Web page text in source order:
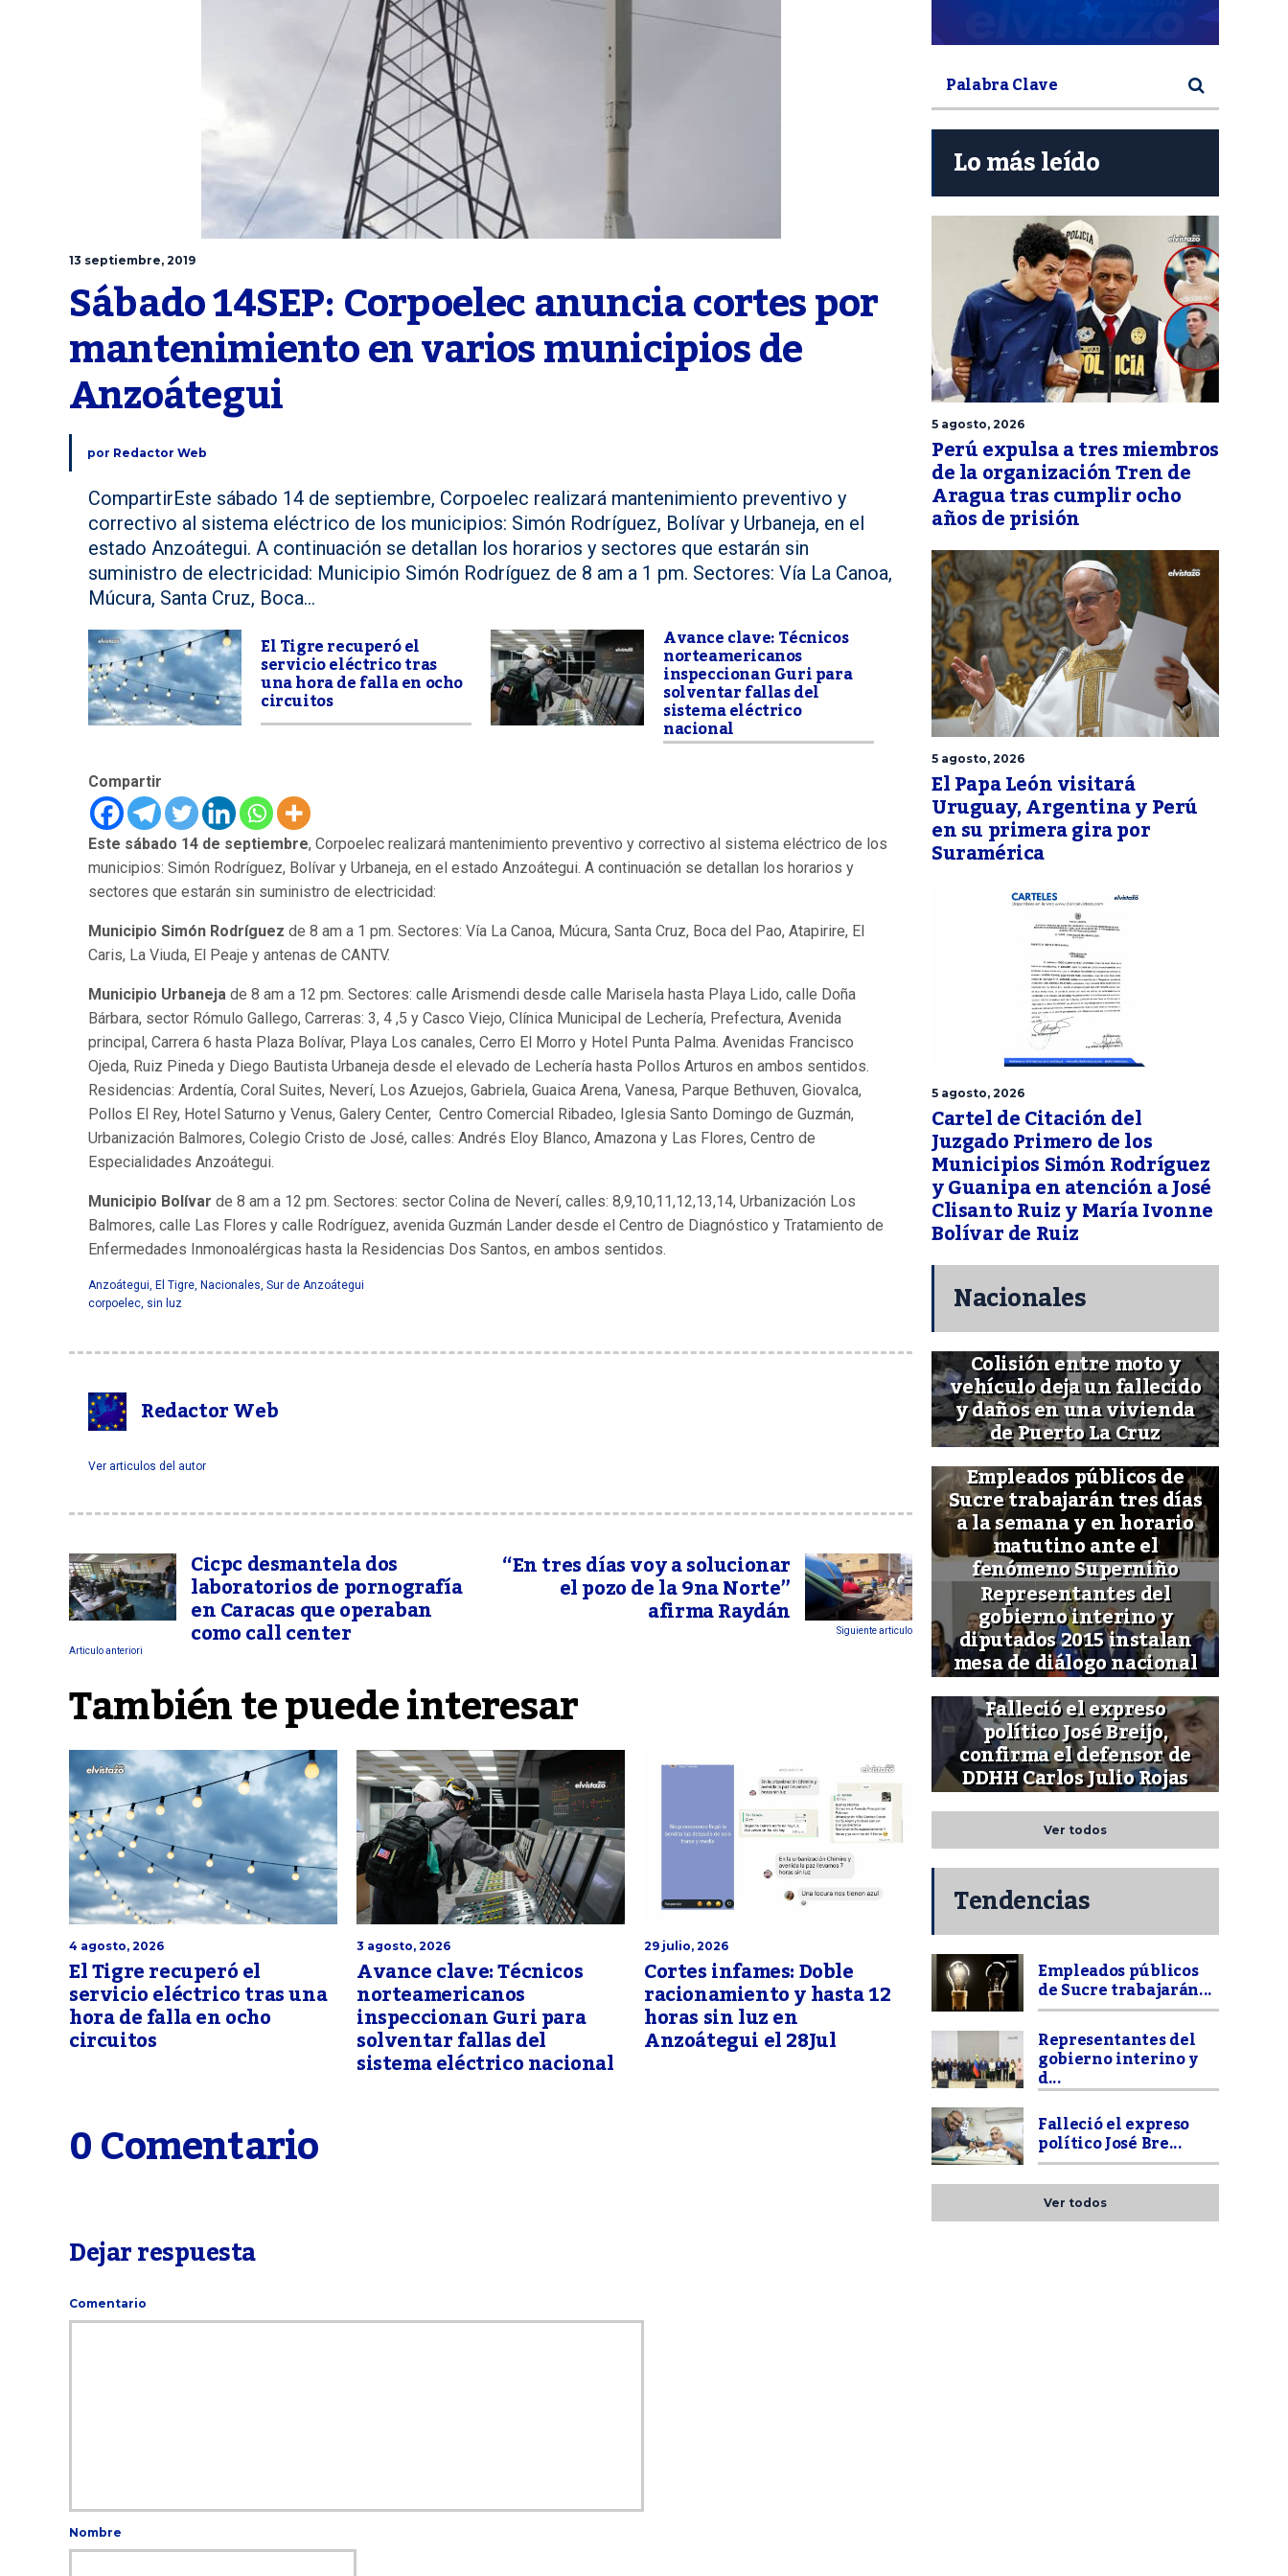
13 septiembre, 2019
Sábado 14SEP: Corpoelec anuncia cortes por
mantenimiento en varios municipios de
Anzoátegui
por Redactor Web
CompartirEste sábado 14 de septiembre, Corpoelec realizará mantenimiento preventivo y
correctivo al sistema eléctrico de los municipios: Simón Rodríguez, Bolívar y Urbaneja, en el
estado Anzoátegui. A continuación se detallan los horarios y sectores que estarán sin
suministro de electricidad: Municipio Simón Rodríguez de 8 am a 1 pm. Sectores: Vía La Canoa,
Múcura, Santa Cruz, Boca...
El Tigre recuperó el
servicio eléctrico tras
una hora de falla en ocho
circuitos
Avance clave: Técnicos
norteamericanos
inspeccionan Guri para
solventar fallas del
sistema eléctrico
nacional
Compartir
Este sábado 14 de septiembre, Corpoelec realizará mantenimiento preventivo y correctivo al sistema eléctrico de los
municipios: Simón Rodríguez, Bolívar y Urbaneja, en el estado Anzoátegui. A continuación se detallan los horarios y
sectores que estarán sin suministro de electricidad:
Municipio Simón Rodríguez de 8 am a 1 pm. Sectores: Vía La Canoa, Múcura, Santa Cruz, Boca del Pao, Atapirire, El
Caris, La Viuda, El Peaje y antenas de CANTV.
Municipio Urbaneja de 8 am a 12 pm. Sectores: calle Arismendi desde calle Marisela hasta Playa Lido, calle Doña
Bárbara, sector Rómulo Gallego, Carreras: 3, 4 ,5 y Casco Viejo, Clínica Municipal de Lechería, Prefectura, Avenida
principal, Carrera 6 hasta Plaza Bolívar, Playa Los canales, Cerro El Morro y Hotel Punta Palma. Avenidas Francisco
Ojeda, Ruiz Pineda y Diego Bautista Urbaneja desde el elevado de Lechería hasta Pollos Arturos en ambos sentidos.
Residencias: Ardentía, Coral Suites, Neverí, Los Azuejos, Gabriela, Guaica Arena, Vanesa, Parque Bethuven, Giovalca,
Pollos El Rey, Hotel Saturno y Venus, Galery Center, Centro Comercial Ribadeo, Iglesia Santo Domingo de Guzmán,
Urbanización Balmores, Colegio Cristo de José, calles: Andrés Eloy Blanco, Amazona y Las Flores, Centro de
Especialidades Anzoátegui.
Municipio Bolívar de 8 am a 12 pm. Sectores: sector Colina de Neverí, calles: 8,9,10,11,12,13,14, Urbanización Los
Balmores, calle Las Flores y calle Rodríguez, avenida Guzmán Lander desde el Centro de Diagnóstico y Tratamiento de
Enfermedades Inmonoalérgicas hasta la Residencias Dos Santos, en ambos sentidos.
Anzoátegui, El Tigre, Nacionales, Sur de Anzoátegui
corpoelec, sin luz
Redactor Web
Ver articulos del autor
Cicpc desmantela dos
laboratorios de pornografía
en Caracas que operaban
como call center
Articulo anteriori
“En tres días voy a solucionar
el pozo de la 9na Norte”
afirma Raydán Siguiente articulo
También te puede interesar
4 agosto, 2026
El Tigre recuperó el
servicio eléctrico tras una
hora de falla en ocho
circuitos
3 agosto, 2026
Avance clave: Técnicos
norteamericanos
inspeccionan Guri para
solventar fallas del
sistema eléctrico nacional
29 julio, 2026
Cortes infames: Doble
racionamiento y hasta 12
horas sin luz en
Anzoátegui el 28Jul
0 Comentario
Dejar respuesta
Comentario
Nombre
Lo más leído
5 agosto, 2026
Perú expulsa a tres miembros
de la organización Tren de
Aragua tras cumplir ocho
años de prisión
5 agosto, 2026
El Papa León visitará
Uruguay, Argentina y Perú
en su primera gira por
Suramérica
5 agosto, 2026
Cartel de Citación del
Juzgado Primero de los
Municipios Simón Rodríguez
y Guanipa en atención a José
Clisanto Ruiz y María Ivonne
Bolívar de Ruiz
Nacionales
Colisión entre moto y
vehículo deja un fallecido
y daños en una vivienda
de Puerto La Cruz
Empleados públicos de
Sucre trabajarán tres días
a la semana y en horario
matutino ante el
fenómeno Superniño
Representantes del
gobierno interino y
diputados 2015 instalan
mesa de diálogo nacional
Falleció el expreso
político José Breijo,
confirma el defensor de
DDHH Carlos Julio Rojas
Ver todos
Tendencias
Empleados públicos
de Sucre trabajarán...
Representantes del
gobierno interino y
d...
Falleció el expreso
político José Bre...
Ver todos